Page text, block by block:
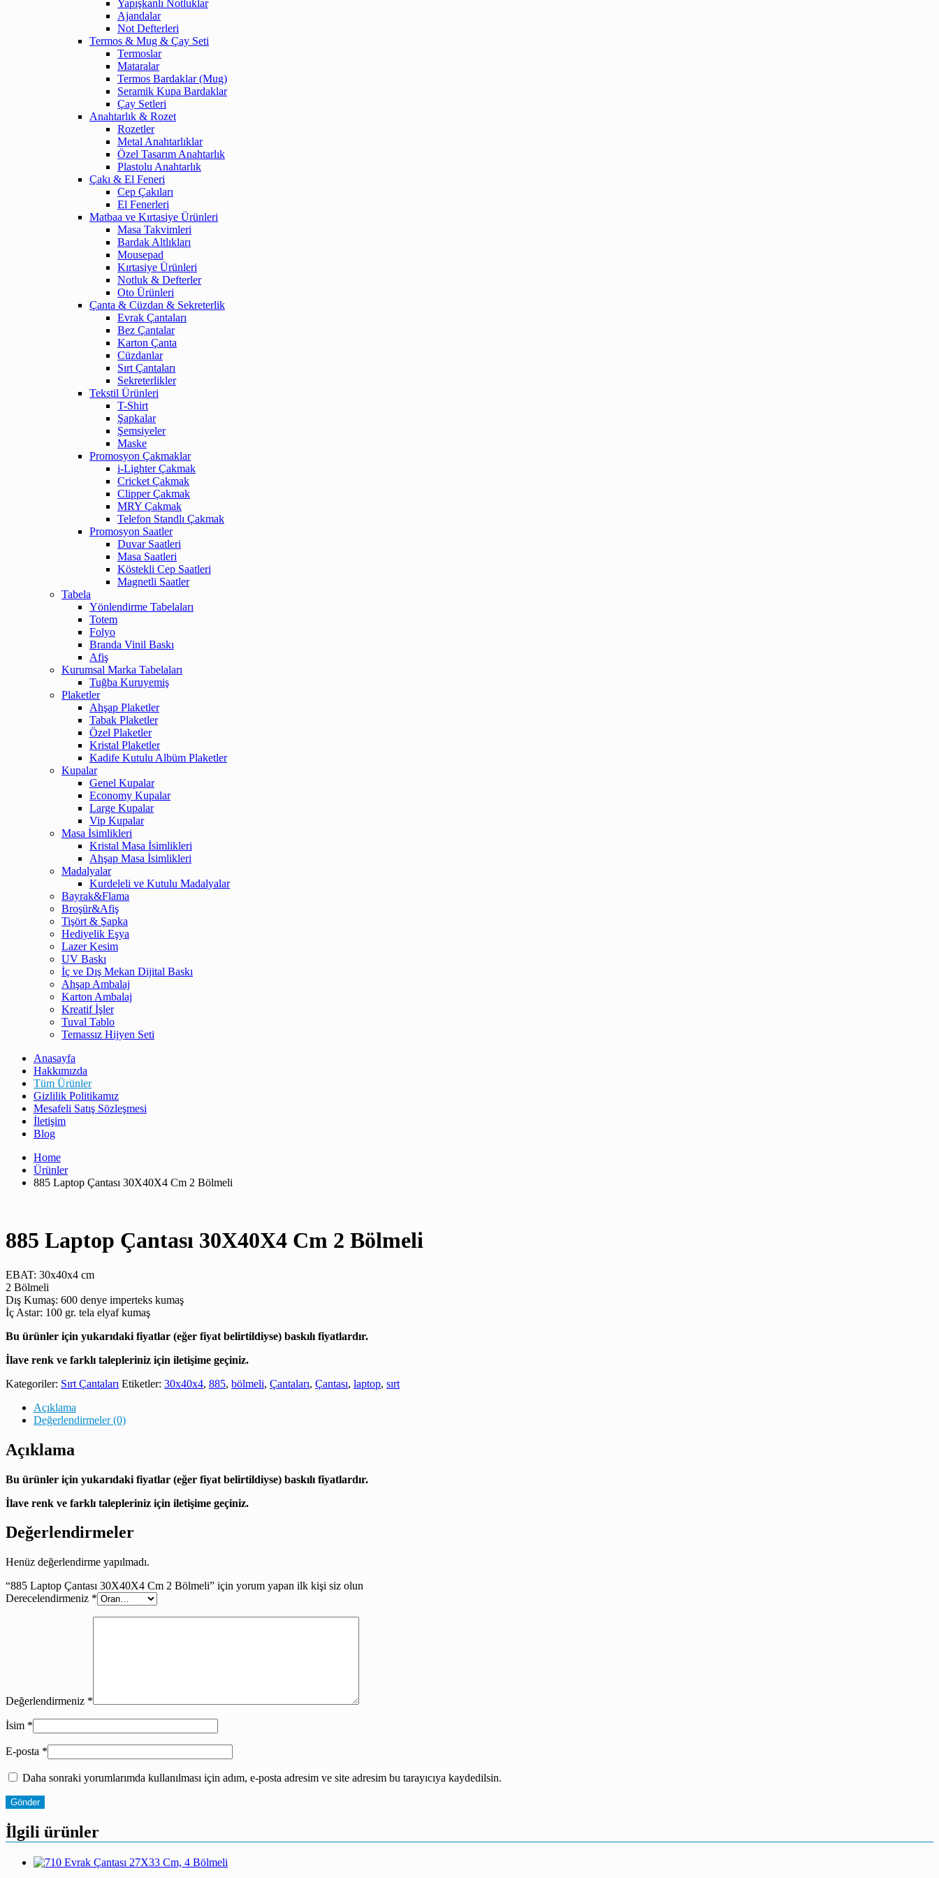
Yapışkanlı Notluklar
Ajandalar
Not Defterleri
Termos & Mug & Çay Seti
Termoslar
Mataralar
Termos Bardaklar (Mug)
Seramik Kupa Bardaklar
Çay Setleri
Anahtarlık & Rozet
Rozetler
Metal Anahtarlıklar
Özel Tasarım Anahtarlık
Plastolu Anahtarlık
Çakı & El Feneri
Cep Çakıları
El Fenerleri
Matbaa ve Kırtasiye Ürünleri
Masa Takvimleri
Bardak Altlıkları
Mousepad
Kırtasiye Ürünleri
Notluk & Defterler
Oto Ürünleri
Çanta & Cüzdan & Sekreterlik
Evrak Çantaları
Bez Çantalar
Karton Çanta
Cüzdanlar
Sırt Çantaları
Sekreterlikler
Tekstil Ürünleri
T-Shirt
Şapkalar
Şemsiyeler
Maske
Promosyon Çakmaklar
i-Lighter Çakmak
Cricket Çakmak
Clipper Çakmak
MRY Çakmak
Telefon Standlı Çakmak
Promosyon Saatler
Duvar Saatleri
Masa Saatleri
Köstekli Cep Saatleri
Magnetli Saatler
Tabela
Yönlendirme Tabelaları
Totem
Folyo
Branda Vinil Baskı
Afiş
Kurumsal Marka Tabelaları
Tuğba Kuruyemiş
Plaketler
Ahşap Plaketler
Tabak Plaketler
Özel Plaketler
Kristal Plaketler
Kadife Kutulu Albüm Plaketler
Kupalar
Genel Kupalar
Economy Kupalar
Large Kupalar
Vip Kupalar
Masa İsimlikleri
Kristal Masa İsimlikleri
Ahşap Masa İsimlikleri
Madalyalar
Kurdeleli ve Kutulu Madalyalar
Bayrak&Flama
Broşür&Afiş
Tişört & Şapka
Hediyelik Eşya
Lazer Kesim
UV Baskı
İç ve Dış Mekan Dijital Baskı
Ahşap Ambalaj
Karton Ambalaj
Kreatif İşler
Tuval Tablo
Temassız Hijyen Seti
Anasayfa
Hakkımızda
Tüm Ürünler
Gizlilik Politikamız
Mesafeli Satış Sözleşmesi
İletişim
Blog
Home
Ürünler
885 Laptop Çantası 30X40X4 Cm 2 Bölmeli
885 Laptop Çantası 30X40X4 Cm 2 Bölmeli
EBAT: 30x40x4 cm
2 Bölmeli
Dış Kumaş: 600 denye imperteks kumaş
İç Astar: 100 gr. tela elyaf kumaş
Bu ürünler için yukarıdaki fiyatlar (eğer fiyat belirtildiyse) baskılı fiyatlardır.
İlave renk ve farklı talepleriniz için iletişime geçiniz.
Kategoriler: Sırt Çantaları Etiketler: 30x40x4, 885, bölmeli, Çantaları, Çantası, laptop, sırt
Açıklama
Değerlendirmeler (0)
Açıklama
Bu ürünler için yukarıdaki fiyatlar (eğer fiyat belirtildiyse) baskılı fiyatlardır.
İlave renk ve farklı talepleriniz için iletişime geçiniz.
Değerlendirmeler
Henüz değerlendirme yapılmadı.
“885 Laptop Çantası 30X40X4 Cm 2 Bölmeli” için yorum yapan ilk kişi siz olun
Derecelendirmeniz *
Değerlendirmeniz *
İsim *
E-posta *
Daha sonraki yorumlarımda kullanılması için adım, e-posta adresim ve site adresim bu tarayıcıya kaydedilsin.
İlgili ürünler